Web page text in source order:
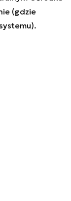
(gdzie